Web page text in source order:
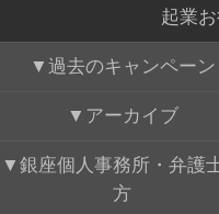
起業
過去のキャンペーン
アーカイブ
銀座個人事務所・弁護
方